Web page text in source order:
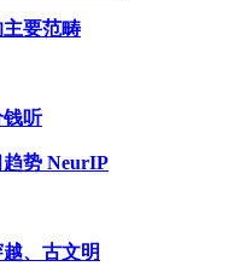
要范畴
听
势 NeurIP
、古文明